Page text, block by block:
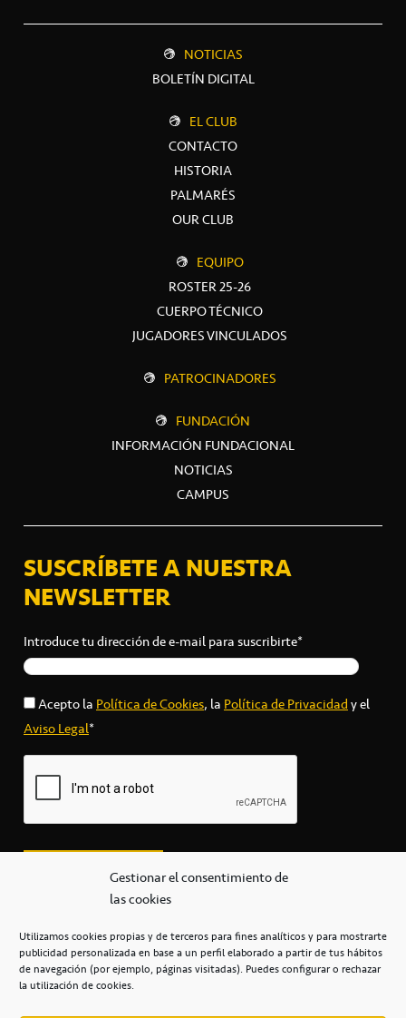
Gestionar el consentimiento de
las cookies
Utilizamos cookies propias y de terceros para fines analíticos y para mostrarte
publicidad personalizada en base a un perfil elaborado a partir de tus hábitos
de navegación (por ejemplo, páginas visitadas). Puedes configurar o rechazar
la utilización de cookies.
NOTICIAS
BOLETÍN DIGITAL
EL CLUB
CONTACTO
HISTORIA
PALMARÉS
OUR CLUB
EQUIPO
ROSTER 25-26
CUERPO TÉCNICO
JUGADORES VINCULADOS
PATROCINADORES
FUNDACIÓN
INFORMACIÓN FUNDACIONAL
NOTICIAS
CAMPUS
SUSCRÍBETE A NUESTRA
NEWSLETTER
Introduce tu dirección de e-mail para suscribirte*
Acepto laPolítica de Cookies, laPolítica de Privacidady el
Aviso Legal*
secretaria@cbcanarias.es
+34 922 253 684